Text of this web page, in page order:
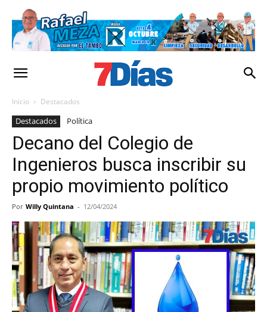
Inicio Destacados
Destacados Política
Decano del Colegio de
Ingenieros busca inscribir su
propio movimiento político
Por Willy Quintana - 12/04/2024